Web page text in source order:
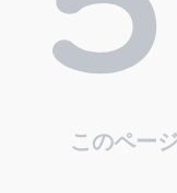
このペー